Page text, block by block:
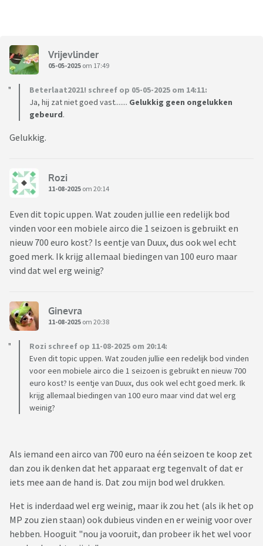
Vrijevlinder
05-05-2025 om 17:49
Beterlaat2021! schreef op 05-05-2025 om 14:11:
Ja, hij zat niet goed vast....... Gelukkig geen ongelukken
gebeurd.
Gelukkig.
Rozi
11-08-2025 om 20:14
Even dit topic uppen. Wat zouden jullie een redelijk bod
vinden voor een mobiele airco die 1 seizoen is gebruikt en
nieuw 700 euro kost? Is eentje van Duux, dus ook wel echt
goed merk. Ik krijg allemaal biedingen van 100 euro maar
vind dat wel erg weinig?
Ginevra
11-08-2025 om 20:38
Rozi schreef op 11-08-2025 om 20:14:
Even dit topic uppen. Wat zouden jullie een redelijk bod vinden
voor een mobiele airco die 1 seizoen is gebruikt en nieuw 700
euro kost? Is eentje van Duux, dus ook wel echt goed merk. Ik
krijg allemaal biedingen van 100 euro maar vind dat wel erg
weinig?
Als iemand een airco van 700 euro na één seizoen te koop zet
dan zou ik denken dat het apparaat erg tegenvalt of dat er
iets mee aan de hand is. Dat zou mijn bod wel drukken.
Het is inderdaad wel erg weinig, maar ik zou het (als ik het op
MP zou zien staan) ook dubieus vinden en er weinig voor over
hebben. Hooguit "nou ja vooruit, dan probeer ik het wel voor